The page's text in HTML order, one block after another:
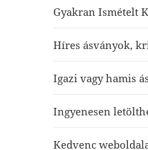
Gyakran Ismételt
Híres ásványok,
Igazi vagy hamis
Ingyenesen
Kedvenc